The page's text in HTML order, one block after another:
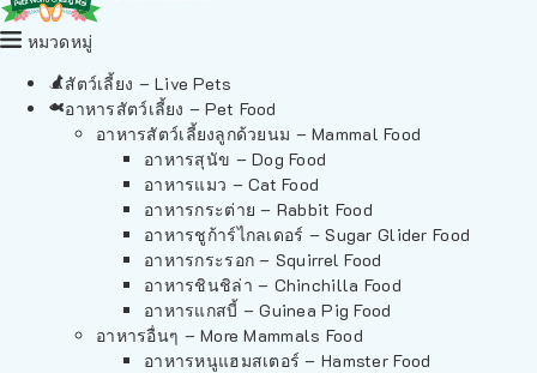
หมวดหมู่
สัตว์เลี้ยง – Live Pets
อาหารสัตว์เลี้ยง – Pet Food
อาหารสัตว์เลี้ยงลูกด้วยนม – Mammal Food
อาหารสุนัข – Dog Food
อาหารแมว – Cat Food
อาหารกระต่าย – Rabbit Food
อาหารชูก้าร์ไกลเดอร์ – Sugar Glider Food
อาหารกระรอก – Squirrel Food
อาหารชินชิล่า – Chinchilla Food
อาหารแกสบี้ – Guinea Pig Food
อาหารอื่นๆ – More Mammals Food
อาหารหนูแฮมสเตอร์ – Hamster Food